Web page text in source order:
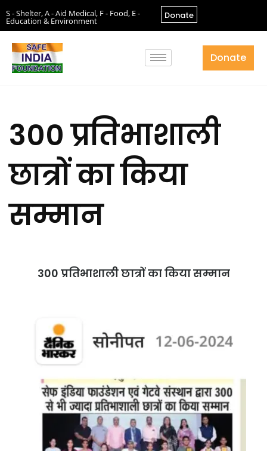
S - Shelter, A - Aid Medical, F - Food, E -
Education & Environment Donate
Donate
300 प्रतिभाशाली
छात्रों का किया
सम्मान
300 प्रतिभाशाली छात्रों का किया सम्मान